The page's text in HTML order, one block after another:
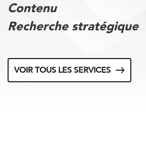
Contenu
Recherche stratégique
VOIR TOUS LES SERVICES